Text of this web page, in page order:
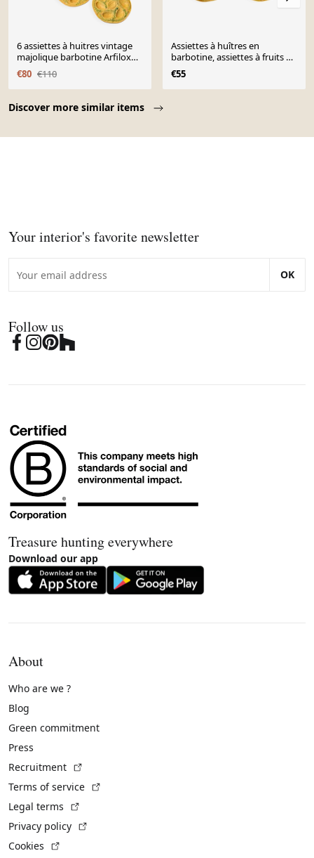
Discover more similar items
6 assiettes à huitres vintage
majolique barbotine Arfilox
1970
€80 €110
Assiettes à huîtres en
barbotine, assiettes à fruits de
mer, table de fête
€55
Your interior's favorite newsletter
OK
Follow us
Treasure hunting everywhere
Download our app
About
Who are we ?
Blog
Green commitment
Press
Recruitment
Terms of service
Legal terms
Privacy policy
Cookies